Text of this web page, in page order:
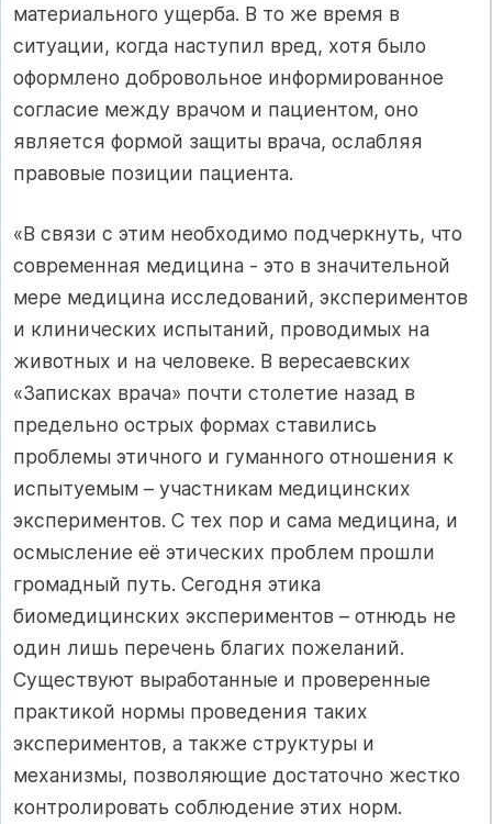
материального ущерба. В то же время в
ситуации, когда наступил вред, хотя было
оформлено добровольное информированное
согласие между врачом и пациентом, оно
является формой защиты врача, ослабляя
правовые позиции пациента.
«В связи с этим необходимо подчеркнуть, что
современная медицина - это в значительной
мере медицина исследований, экспериментов
и клинических испытаний, проводимых на
животных и на человеке. В вересаевских
«Записках врача» почти столетие назад в
предельно острых формах ставились
проблемы этичного и гуманного отношения к
испытуемым – участникам медицинских
экспериментов. С тех пор и сама медицина, и
осмысление её этических проблем прошли
громадный путь. Сегодня этика
биомедицинских экспериментов – отнюдь не
один лишь перечень благих пожеланий.
Существуют выработанные и проверенные
практикой нормы проведения таких
экспериментов, а также структуры и
механизмы, позволяющие достаточно жестко
контролировать соблюдение этих норм.